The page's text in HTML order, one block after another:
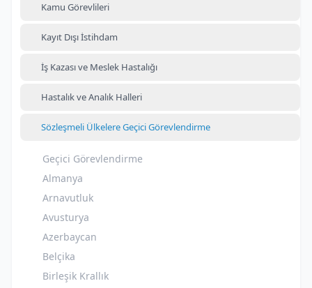
Kamu Görevlileri
Kayıt Dışı İstihdam
İş Kazası ve Meslek Hastalığı
Hastalık ve Analık Halleri
Sözleşmeli Ülkelere Geçici Görevlendirme
Geçici Görevlendirme
Almanya
Arnavutluk
Avusturya
Azerbaycan
Belçika
Birleşik Krallık